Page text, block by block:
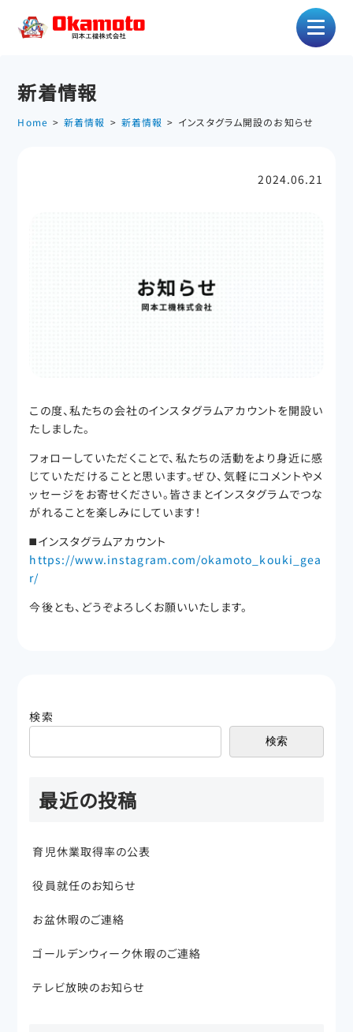
新着情報
Home 新着情報 新着情報 インスタグラム開設のお知らせ
2024.06.21
この度、私たちの会社のインスタグラムアカウントを開設い
たしました。
フォローしていただくことで、私たちの活動をより身近に感
じていただけることと思います。ぜひ、気軽にコメントやメ
ッセージをお寄せください。皆さまとインスタグラムでつな
がれることを楽しみにしています！
◼️インスタグラムアカウント
https://www.instagram.com/okamoto_kouki_gea
r/
今後とも、どうぞよろしくお願いいたします。
検索
検索
最近の投稿
育児休業取得率の公表
役員就任のお知らせ
お盆休暇のご連絡
ゴールデンウィーク休暇のご連絡
テレビ放映のお知らせ